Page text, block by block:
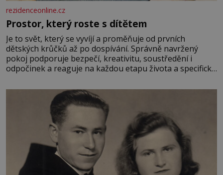
rezidenceonline.cz
Prostor, který roste s dítětem
Je to svět, který se vyvíjí a proměňuje od prvních
dětských krůčků až po dospívání. Správně navržený
pokoj podporuje bezpečí, kreativitu, soustředění i
odpočinek a reaguje na každou etapu života a specifické
měkkost a bezpečí, proto by pokoj miminka měl působit
především klidně a útulně. Předškolní věk je